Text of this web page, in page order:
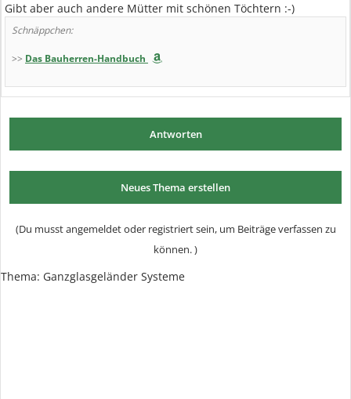
Gibt aber auch andere Mütter mit schönen Töchtern :-)
Schnäppchen:
>> Das Bauherren-Handbuch
Antworten
Neues Thema erstellen
(Du musst angemeldet oder registriert sein, um Beiträge verfassen zu
können. )
Thema: Ganzglasgeländer Systeme